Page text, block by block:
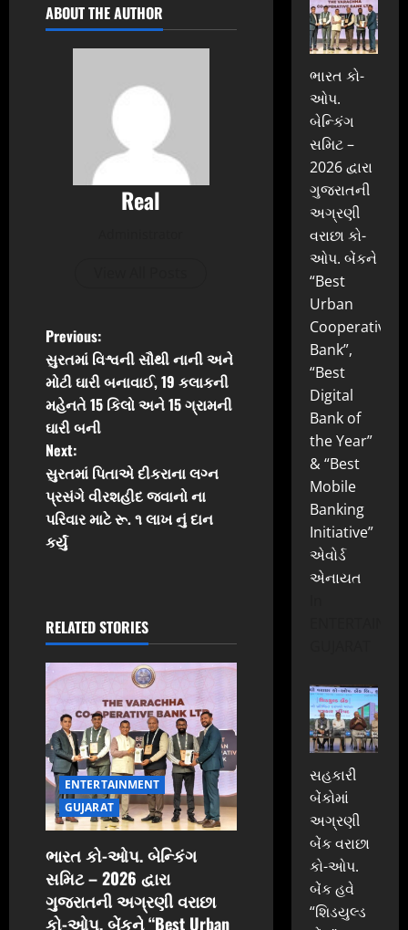
ABOUT THE AUTHOR
Real
P
o
s
t
n
a
i
g
a
t
i
o
n
Previous:
સુરતમાં વિશ્વની સૌથી નાની અને
મોટી ઘારી બનાવાઈ, 19 કલાકની
મહેનતે 15 કિલો અને 15 ગ્રામની
ઘારી બની
Next:
સુરતમાં પિતાએ દીકરાના લગ્ન
પ્રસંગે વીરશહીદ જવાનો ના
પરિવાર માટે રૂ. ૧ લાખ નું દાન
કર્યું
RELATED STORIES
ENTERTAINMENT
GUJARAT
ભારત કો-ઓપ. બેન્કિંગ
સમિટ – 2026 દ્વારા
ગુજરાતની અગ્રણી વરાછા
કો-ઓપ. બેંકને “Best Urban
ભારત કો-
ઓપ.
બેન્કિંગ
સમિટ –
2026 દ્વારા
ગુજરાતની
અગ્રણી
વરાછા કો-
ઓપ. બેંકને
“Best
Urban
Cooperative
Bank”,
“Best
Digital
Bank of
the Year”
& “Best
Mobile
Banking
Initiative”
એવોર્ડ
એનાયત
સહકારી
બેંકોમાં
અગ્રણી
બેંક વરાછા
કો-ઓપ.
બેંક હવે
“શિડયુલ્ડ